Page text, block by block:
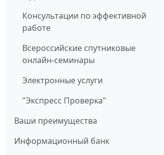
Консультации по эффективной
работе
Всероссийские спутниковые
онлайн-семинары
Электронные услуги
"Экспресс Проверка"
Ваши преимущества
Информационный банк